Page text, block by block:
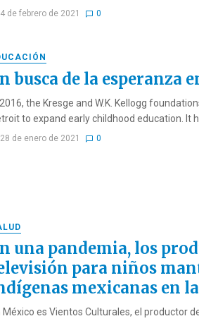
4 de febrero de 2021 0
busca de la esperanza
the Kresge and W.K. Kellogg
to expand early childhood education. It
28 de enero de 2021 0
una pandemia, los
para niños
mexicanas en
México es Vientos Culturales, el productor